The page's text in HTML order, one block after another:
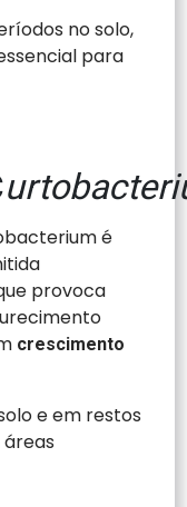
no solo,
para
é
provoca
crescimento
e em restos